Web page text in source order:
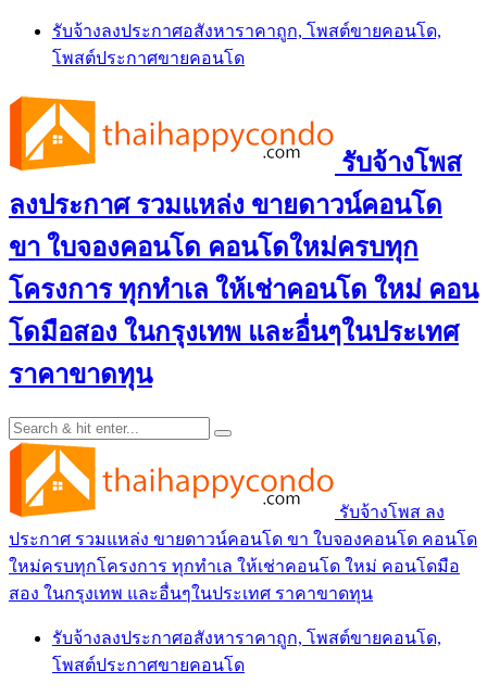
Skip
content
รับจ้างลงประกาศอสังหาราคาถูก, โพสต์ขายคอนโด,
โพสต์ประกาศขายคอนโด
รับจ้างโพส
ลงประกาศ รวมแหล่ง ขายดาวน์คอนโด
ขา ใบจองคอนโด คอนโดใหม่ครบทุก
โครงการ ทุกทำเล ให้เช่าคอนโด ใหม่ คอน
โดมือสอง ในกรุงเทพ และอื่นๆในประเทศ
ราคาขาดทุน
รับจ้างโพส ลง
ประกาศ รวมแหล่ง ขายดาวน์คอนโด ขา ใบจองคอนโด คอนโด
ใหม่ครบทุกโครงการ ทุกทำเล ให้เช่าคอนโด ใหม่ คอนโดมือ
สอง ในกรุงเทพ และอื่นๆในประเทศ ราคาขาดทุน
รับจ้างลงประกาศอสังหาราคาถูก, โพสต์ขายคอนโด,
โพสต์ประกาศขายคอนโด